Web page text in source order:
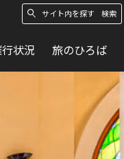
検索
状況 旅のひろば